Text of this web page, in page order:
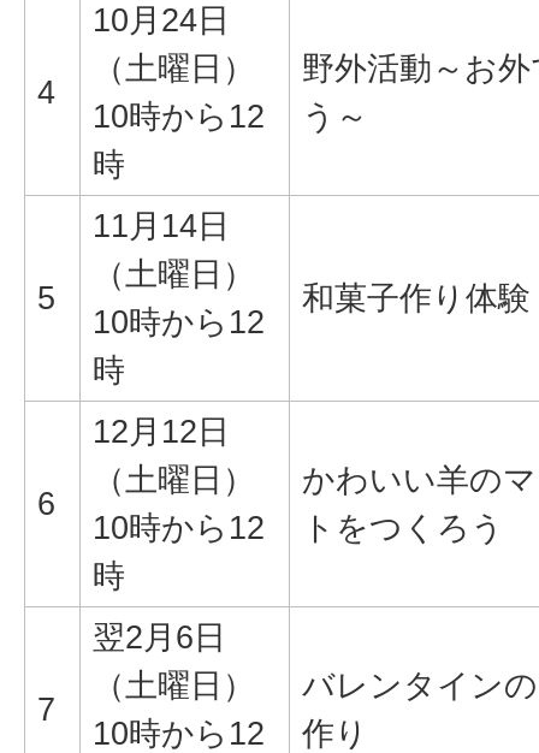
4
10月24日
（土曜日）
10時から12
時
野外活動～お
う～
5
11月14日
（土曜日）
10時から12
時
和菓子作り体験
6
12月12日
（土曜日）
10時から12
時
かわいい羊の
トをつくろう
7
翌2月6日
（土曜日）
10時から12
バレンタイン
作り